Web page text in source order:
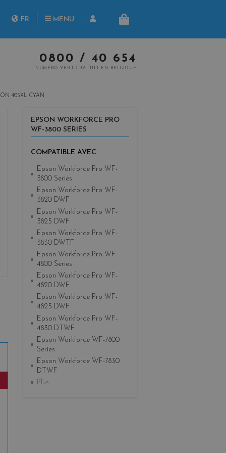
FR MENU
PANIER
0800 / 40 654
NUMÉRO VERT GRATUIT EN BELGIQUE
405XL CYAN
EPSON WORKFORCE PRO
WF-3800 SERIES
COMPATIBLE AVEC
Epson Workforce Pro WF-
3800 Series
Epson Workforce Pro WF-
3820 DWF
Epson Workforce Pro WF-
3825 DWF
Epson Workforce Pro WF-
3830 DWTF
Epson Workforce Pro WF-
4800 Series
Epson Workforce Pro WF-
4820 DWF
Epson Workforce Pro WF-
4825 DWF
Epson Workforce Pro WF-
4830 DTWF
Epson Workforce WF-7800
Series
Epson Workforce WF-7830
DTWF
Plus